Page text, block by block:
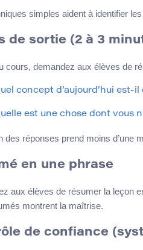
simples aident à identifier
de sortie (2 à 3
cours, demandez aux élèves de
concept d’aujourd’hui est-il
est une chose dont vous
des réponses prend moins
en une phrase
aux élèves de résumer la leçon
montrent la maîtrise.
de confiance